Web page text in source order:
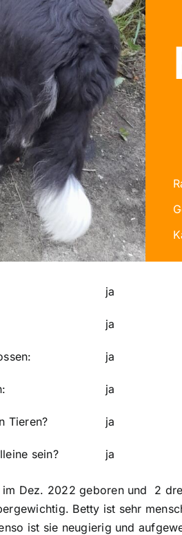
ja
ja
ja
ja
Tieren? ja
sein? ja
Dez. 2022 geboren und 2
Betty ist sehr
ist sie neugierig und